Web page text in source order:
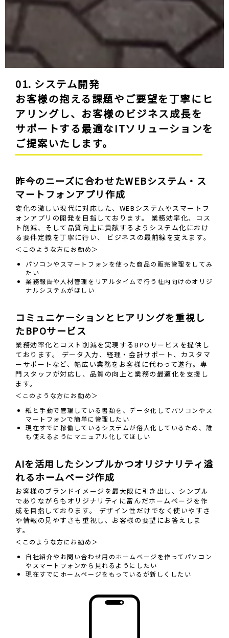
01. システム開発
お客様の抱える課題やご要望を丁寧にヒ
アリングし、お客様のビジネス成長を
サポートする最適なITソリューションを
ご提案いたします。
昨今のニーズに合わせたWEBシステム・ス
マートフォンアプリ作成
変化の激しい現代に対応した、WEBシステムやスマートフ
ォンアプリの開発を目指しております。 業務効率化、コス
ト削減、そして品質向上に貢献するようシステム化におけ
る要件定義を丁寧に行い、 ビジネスの最前線を支えます。
＜このような方にお勧め＞
パソコンやスマートフォンを使った商品の販売管理をしてみ
たい
業務報告や人材管理をリアルタイムで行う社内向けのオリジ
ナルシステムがほしい
コミュニケーションとヒアリングを重視し
たBPOサービス
業務効率化とコスト削減を実現するBPOサービスを提供し
ております。 データ入力、経理・会計サポート、カスタマ
ーサポートなど、幅広い業務をお客様に代わって遂行。専
門スタッフが対応し、品質の向上と業務の最適化を支援し
ます。
＜このような方にお勧め＞
紙と手動で管理している書類を、データ化してパソコンやス
マートフォンで簡単に管理したい
現在すでに稼働しているシステムが俗人化しているため、誰
も使えるようにマニュアル化してほしい
AIを活用したシンプルかつオリジナリティ溢
れるホームページ作成
お客様のブランドイメージを最大限に引き出し、シンプル
でありながらもオリジナリティに富んだホームページを作
成を目指しております。 デザイン性だけでなく使いやすさ
や情報の見やすさも重視し、お客様の要望にお答えしま
す。
＜このような方にお勧め＞
自社紹介やお問い合わせ用のホームページを作ってパソコン
やスマートフォンから見れるようにしたい
現在すでにホームページをもっているが新しくしたい